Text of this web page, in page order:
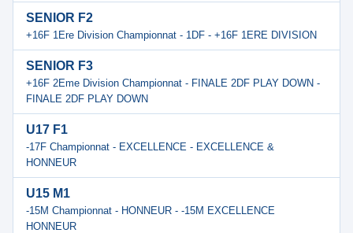
SENIOR F2
+16F 1Ere Division Championnat - 1DF - +16F 1ERE DIVISION
SENIOR F3
+16F 2Eme Division Championnat - FINALE 2DF PLAY DOWN -
FINALE 2DF PLAY DOWN
U17 F1
-17F Championnat - EXCELLENCE - EXCELLENCE &
HONNEUR
U15 M1
-15M Championnat - HONNEUR - -15M EXCELLENCE
HONNEUR